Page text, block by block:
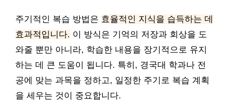
주기적인 복습 방법은 효율적인 지식을 습득하는 데
효과적입니다. 이 방식은 기억의 저장과 회상을 도
와줄 뿐만 아니라, 학습한 내용을 장기적으로 유지
하는 데 큰 도움이 됩니다. 특히, 경국대 학과나 전
공에 맞는 과목을 정하고, 일정한 주기로 복습 계획
을 세우는 것이 중요합니다.